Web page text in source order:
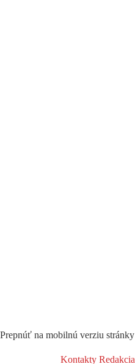
Prepnúť na mobilnú verziu stránky
Kontakty Redakcia